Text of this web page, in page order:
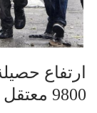
ارتفاع
9800 معتقل من 7 أكتوبر